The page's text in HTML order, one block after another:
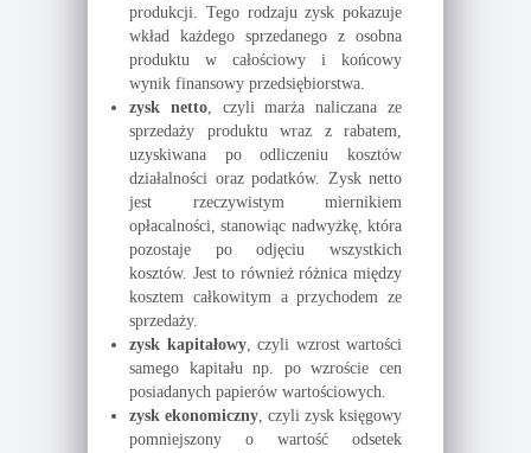
produkcji. Tego rodzaju zysk pokazuje
wkład każdego sprzedanego z osobna
produktu w całościowy i końcowy
wynik finansowy przedsiębiorstwa.
zysk netto, czyli marża naliczana ze
sprzedaży produktu wraz z rabatem,
uzyskiwana po odliczeniu kosztów
działalności oraz podatków. Zysk netto
jest rzeczywistym miernikiem
opłacalności, stanowiąc nadwyżkę, która
pozostaje po odjęciu wszystkich
kosztów. Jest to również różnica między
kosztem całkowitym a przychodem ze
sprzedaży.
zysk kapitałowy, czyli wzrost wartości
samego kapitału np. po wzroście cen
posiadanych papierów wartościowych.
zysk ekonomiczny, czyli zysk księgowy
pomniejszony o wartość odsetek